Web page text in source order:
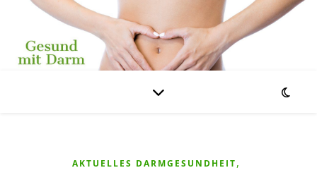
AKTUELLES DARMGESUNDHEIT,